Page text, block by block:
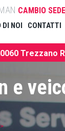
CAMBIO
DI NOI CONTATTI
Trezzano
e